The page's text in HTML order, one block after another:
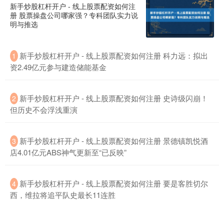
沪深300 4694.44 +43.13 +0.93%
新手炒股杠杆开户 - 线上股票配资如何注
册 股票操盘公司哪家强？专科团队实力说
明与推选
1 新手炒股杠杆开户 - 线上股票配资如何注册 科力远：拟出
资2.49亿元参与建造储能基金
2 新手炒股杠杆开户 - 线上股票配资如何注册 史诗级闪崩！
但历史不会浮浅重演
3 新手炒股杠杆开户 - 线上股票配资如何注册 景德镇凯悦酒
店4.01亿元ABS神气更新至“已反映”
4 新手炒股杠杆开户 - 线上股票配资如何注册 要是客胜切尔
西，维拉将追平队史最长11连胜